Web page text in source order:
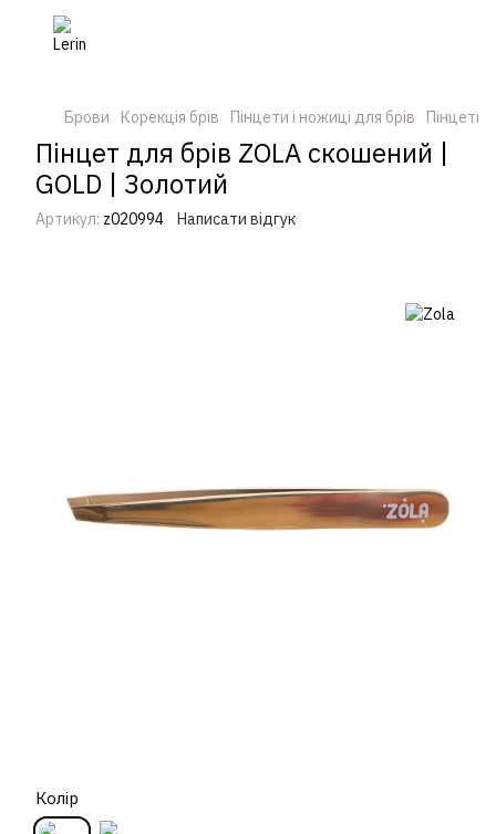
Брови Корекція брів Пінцети і ножиці для брів Пінцети
Пінцет для брів ZOLA скошений |
GOLD | Золотий
Артикул: z020994 Написати відгук
Колір